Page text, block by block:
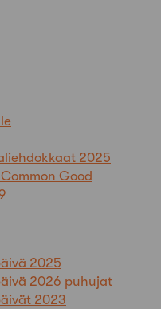
2025
Good
2025
2026 puhujat
2023